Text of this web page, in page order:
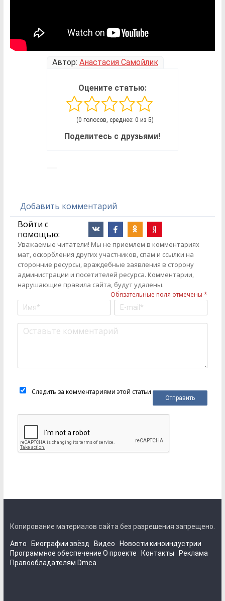
Автор: Анастасия Самойлик
Оцените статью:
(0 голосов, среднее: 0 из 5)
Поделитесь с друзьями!
Добавить комментарий
Войти с
помощью:
Уважаемые читатели! Мы не приемлем в комментариях
мат, оскорбления других участников, спам и ссылки на
сторонние ресурсы, враждебные заявления в сторону
администрации и посетителей ресурса. Комментарии,
нарушающие правила сайта, будут удалены.
Обязательные поля отмечены *
Следить за комментариями этой статьи
Копирование материалов сайта без разрешения запрещено.
Авто Биографии звёзд Видео
Новости киноиндустрии
Программное обеспечение О проекте Контакты
Реклама
Правообладателям Dmca